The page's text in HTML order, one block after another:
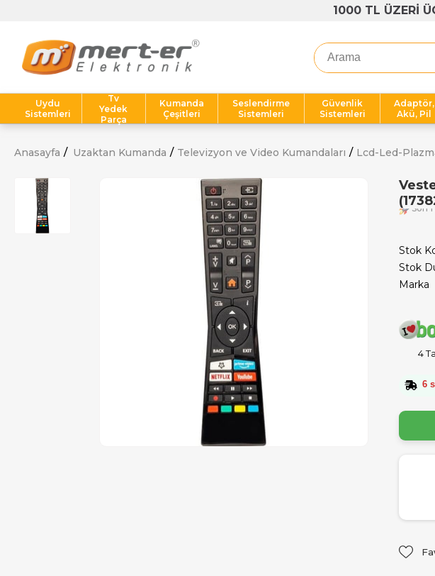
1000 TL ÜZERİ
Uydu
Sistemleri
Tv
Yedek
Parça
Kumanda
Çeşitleri
Seslendirme
Sistemleri
Güvenlik
Sistemleri
Adaptör,
Akü, Pil
Anasayfa Uzaktan Kumanda Televizyon ve Video Kumandaları Lcd-Led-
Stok
Stok
Marka
4
6